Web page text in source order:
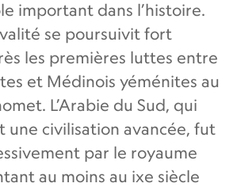
important dans l’histoire.
se poursuivit fort
les premières luttes entre
et Médinois yéménites au
L’Arabie du Sud, qui
une civilisation avancée, fut
par le royaume
au moins au ixe siècle